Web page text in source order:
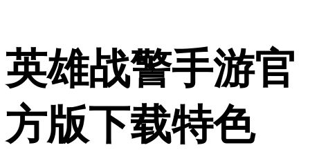
英雄战警手游官
方版下载特色